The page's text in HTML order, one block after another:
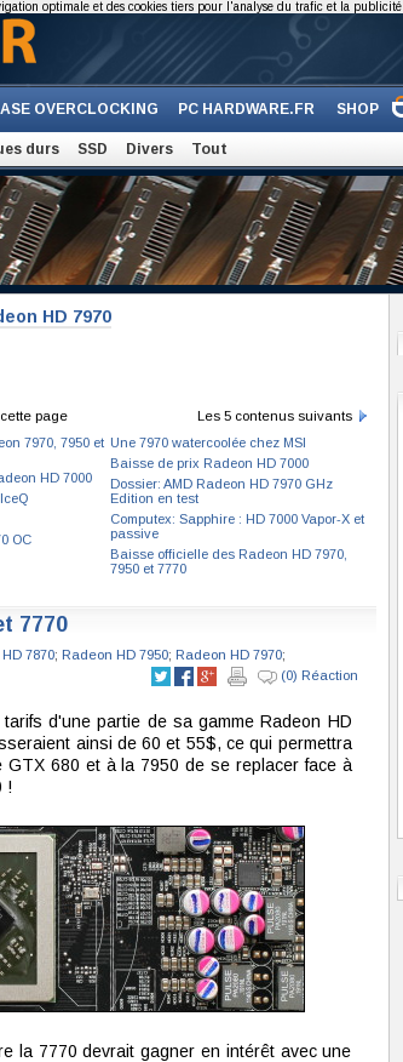
OVERCLOCKING PC HARDWARE.FR SHOP
durs SSD Divers Tout
HD 7970
page
7970, 7950 et
HD 7000
OC
Les 5 contenus suivants
Une 7970 watercoolée chez MSI
Baisse de prix Radeon HD 7000
Dossier: AMD Radeon HD 7970 GHz
Edition en test
Computex: Sapphire : HD 7000 Vapor-X et
passive
Baisse officielle des Radeon HD 7970,
7950 et 7770
7770
7870; Radeon HD 7950; Radeon HD 7970;
(0) Réaction
d'une partie de sa gamme Radeon HD
ainsi de 60 et 55$, ce qui permettra
GTX 680 et à la 7950 de se replacer face à
!
la 7770 devrait gagner en intérêt avec une
optimale et des cookies tiers pour l'analyse du trafic et la publicité